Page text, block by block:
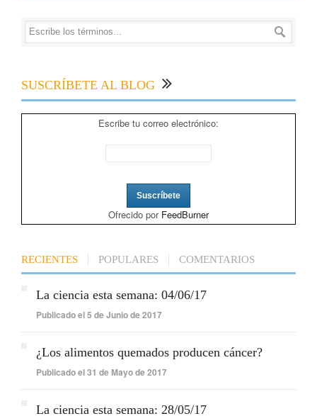
SUSCRÍBETE AL BLOG
Escribe tu correo electrónico:
Ofrecido por FeedBurner
RECIENTES POPULARES COMENTARIOS
La ciencia esta semana: 04/06/17
Publicado el 5 de Junio de 2017
¿Los alimentos quemados producen cáncer?
Publicado el 31 de Mayo de 2017
La ciencia esta semana: 28/05/17